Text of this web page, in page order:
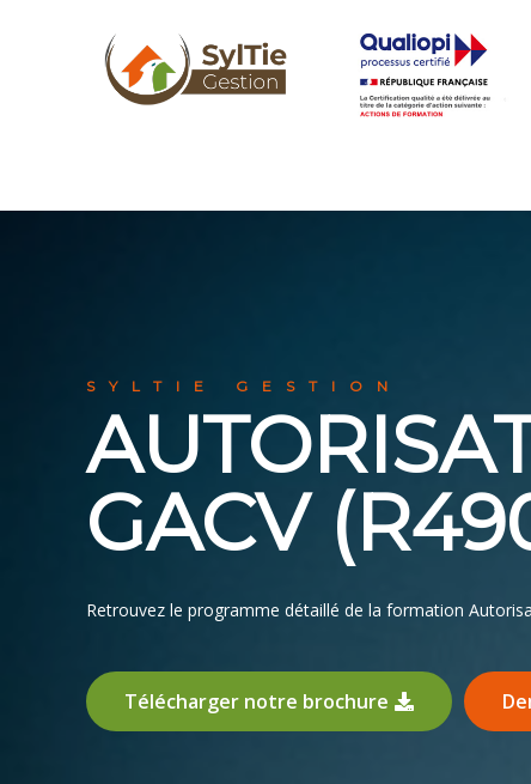
SYLTIE GESTION
GACV
Retrouvez le programme détaillé de la formation
Télécharger notre brochure